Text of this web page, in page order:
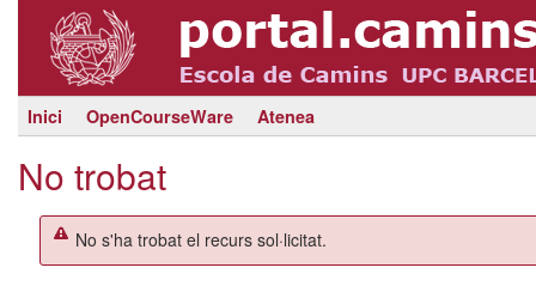
Inici OpenCourseWare Atenea
No trobat
No s'ha trobat el recurs sol·licitat.